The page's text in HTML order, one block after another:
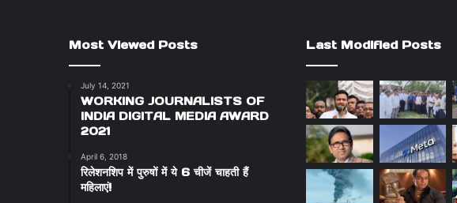
Most Viewed Posts
July 14, 2021
WORKING JOURNALISTS OF
INDIA DIGITAL MEDIA AWARD
2021
April 6, 2018
रिलेशनशिप में पुरुषों में ये 6 चीजें चाहती हैं
महिलाएं!
Last Modified Posts